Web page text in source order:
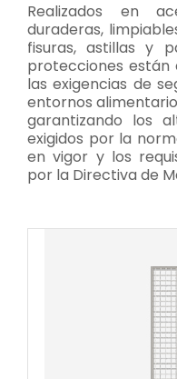
Realizados en
duraderas,
fisuras, astillas y
protecciones están
las exigencias de
entornos
garantizando los
exigidos por la
en vigor y los
por la Directiva de